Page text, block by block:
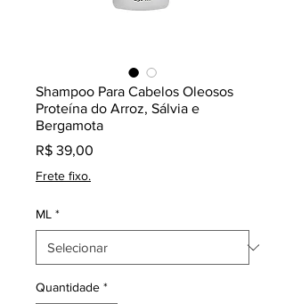
Shampoo Para Cabelos Oleosos
Proteína do Arroz, Sálvia e
Bergamota
R$ 39,00
Frete fixo.
ML *
Quantidade *